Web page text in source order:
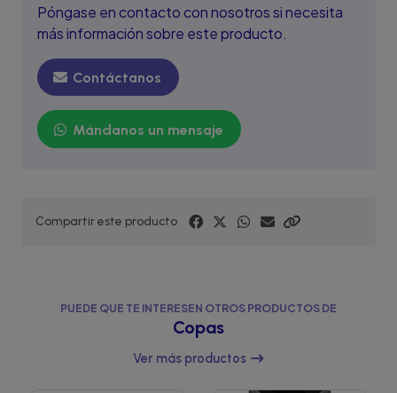
Póngase en contacto con nosotros si necesita
más información sobre este producto.
Contáctanos
Mándanos un mensaje
Compartir este producto
PUEDE QUE TE INTERESEN OTROS PRODUCTOS DE
Copas
Ver más productos